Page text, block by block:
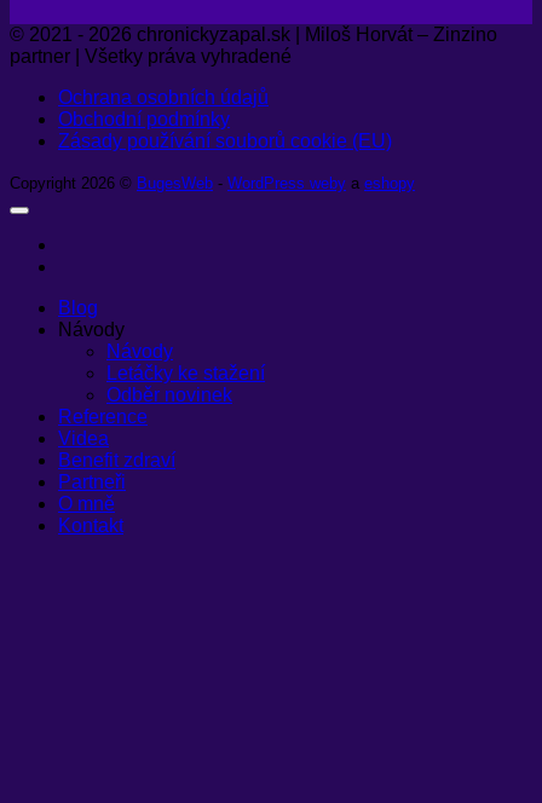
© 2021 - 2026 chronickyzapal.sk | Miloš Horvát – Zinzino
partner | Všetky práva vyhradené
Ochrana osobních údajů
Obchodní podmínky
Zásady používání souborů cookie (EU)
Copyright 2026 © BugesWeb - WordPress weby a eshopy
Blog
Návody
Návody
Letáčky ke stažení
Odběr novinek
Reference
Videa
Benefit zdraví
Partneři
O mně
Kontakt